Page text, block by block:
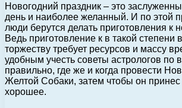
Новогодний праздник – это
день и наиболее желанный. И по этой
люди берутся делать приготовления к
Ведь приготовление к в такой степени
торжеству требует ресурсов и массу
удобным учесть советы астрологов по
правильно, где же и когда провести
Желтой Собаки, затем чтобы он
хорошее.